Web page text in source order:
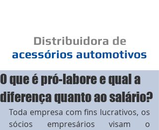
Distribuidora de
acessórios automotivos
Um elo de bons
O que é pró-labore e qual a
diferença quanto ao salário?
Toda empresa com fins lucrativos, os
sócios empresários visam o